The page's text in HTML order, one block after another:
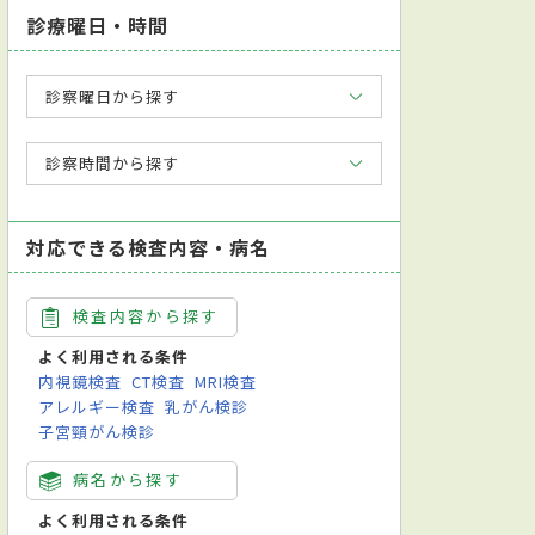
診療曜日・時間
診察曜日から探す
診察時間から探す
対応できる検査内容・病名
検査内容から探す
よく利用される条件
内視鏡検査 CT検査 MRI検査
アレルギー検査 乳がん検診
子宮頸がん検診
病名から探す
よく利用される条件